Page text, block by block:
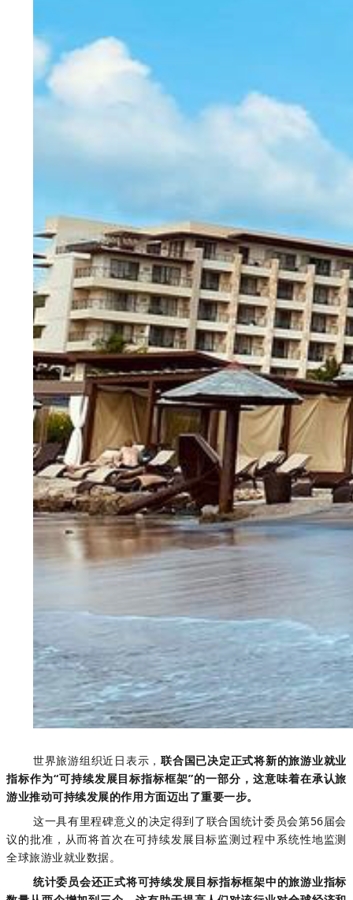
世界旅游组织近日表示，联合国已决定正式将新的旅游业就业
指标作为“可持续发展目标指标框架”的一部分，这意味着在承认旅
游业推动可持续发展的作用方面迈出了重要一步。
这一具有里程碑意义的决定得到了联合国统计委员会第56届会
议的批准，从而将首次在可持续发展目标监测过程中系统性地监测
全球旅游业就业数据。
统计委员会还正式将可持续发展目标指标框架中的旅游业指标